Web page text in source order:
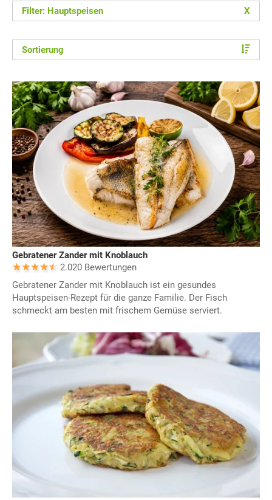
Filter: Hauptspeisen X
Sortierung
Gebratener Zander mit Knoblauch
2.020 Bewertungen
Gebratener Zander mit Knoblauch ist ein gesundes
Hauptspeisen-Rezept für die ganze Familie. Der Fisch
schmeckt am besten mit frischem Gemüse serviert.